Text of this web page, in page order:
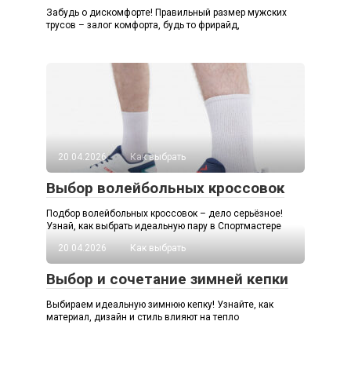
Забудь о дискомфорте! Правильный размер мужских
трусов – залог комфорта, будь то фрирайд,
20.04.2026 Как выбрать
Выбор волейбольных кроссовок
Подбор волейбольных кроссовок – дело серьёзное!
Узнай, как выбрать идеальную пару в Спортмастере
20.04.2026
Как выбрать
Выбор и сочетание зимней кепки
Выбираем идеальную зимнюю кепку! Узнайте, как
материал, дизайн и стиль влияют на тепло